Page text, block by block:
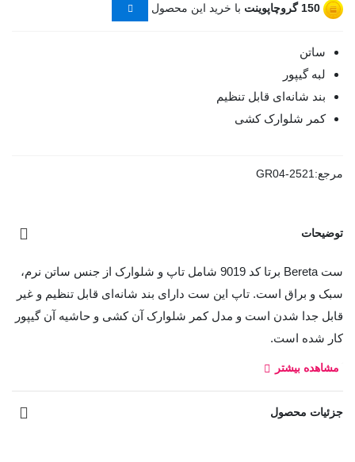
150 گروچاپوینت با خرید این محصول
ساتن
لبه گیپور
بند شانه‌ای قابل تنظیم
کمر شلوارک کشی
مرجع: GR04-2521
توضیحات
ست Bereta برتا کد 9019 شامل تاپ و شلوارک از جنس ساتن نرم،
سبک و براق است. تاپ این ست دارای بند شانه‌ای قابل تنظیم و غیر
قابل جدا شدن است و مدل کمر شلوارک آن کشی و حاشیه آن گیپور
کار شده است.
کد:
9019
مشاهده بیشتر
جزئیات محصول